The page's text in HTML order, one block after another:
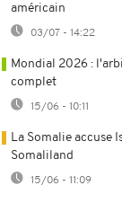
américain
03/07 - 14:22
Mondial 2026 :
complet
15/06 - 10:11
La Somalie accuse
Somaliland
15/06 - 11:09